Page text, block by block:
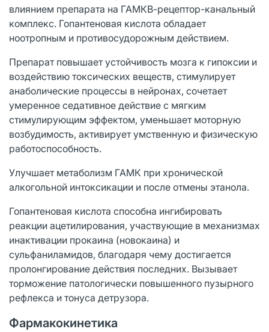
влиянием препарата на ГАМКВ-рецептор-канальный
комплекс. Гопантеновая кислота обладает
ноотропным и противосудорожным действием.
Препарат повышает устойчивость мозга к гипоксии и
воздействию токсических веществ, стимулирует
анаболические процессы в нейронах, сочетает
умеренное седативное действие с мягким
стимулирующим эффектом, уменьшает моторную
возбудимость, активирует умственную и физическую
работоспособность.
Улучшает метаболизм ГАМК при хронической
алкогольной интоксикации и после отмены этанола.
Гопантеновая кислота способна ингибировать
реакции ацетилирования, участвующие в механизмах
инактивации прокаина (новокаина) и
сульфаниламидов, благодаря чему достигается
пролонгирование действия последних. Вызывает
торможение патологически повышенного пузырного
рефлекса и тонуса детрузора.
Фармакокинетика